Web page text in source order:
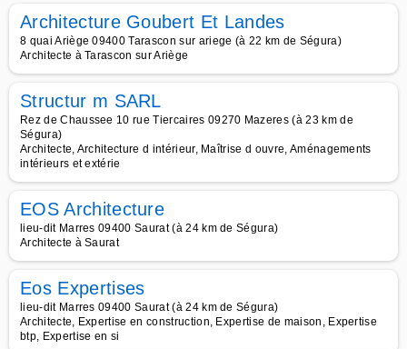
Architecture Goubert Et Landes
8 quai Ariège 09400 Tarascon sur ariege (à 22 km de Ségura)
Architecte à Tarascon sur Ariège
Structur m SARL
Rez de Chaussee 10 rue Tiercaires 09270 Mazeres (à 23 km de
Ségura)
Architecte, Architecture d intérieur, Maîtrise d ouvre, Aménagements
intérieurs et extérie
EOS Architecture
lieu-dit Marres 09400 Saurat (à 24 km de Ségura)
Architecte à Saurat
Eos Expertises
lieu-dit Marres 09400 Saurat (à 24 km de Ségura)
Architecte, Expertise en construction, Expertise de maison, Expertise
btp, Expertise en si